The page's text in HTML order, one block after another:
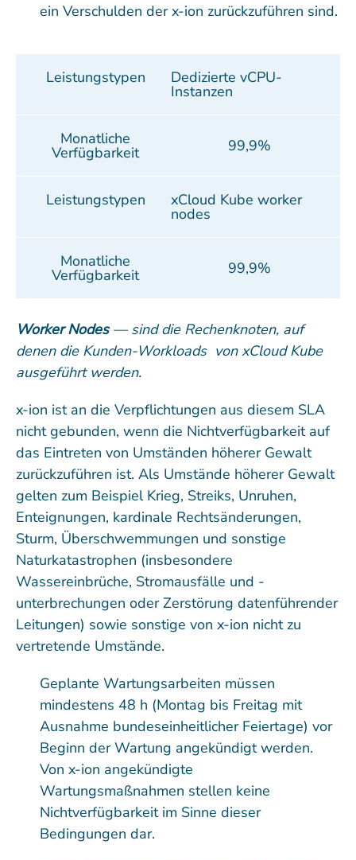
ein Verschulden der x-ion zurückzuführen sind.
Leistungstypen Dedizierte vCPU-
Instanzen
Monatliche
Verfügbarkeit 99,9%
Leistungstypen xCloud Kube worker
nodes
Monatliche
Verfügbarkeit 99,9%
Worker Nodes— sind die Rechenknoten, auf
denen die Kunden-Workloads von xCloud Kube
ausgeführt werden.
x-ion ist an die Verpflichtungen aus diesem SLA
nicht gebunden, wenn die Nichtverfügbarkeit auf
das Eintreten von Umständen höherer Gewalt
zurückzuführen ist. Als Umstände höherer Gewalt
gelten zum Beispiel Krieg, Streiks, Unruhen,
Enteignungen, kardinale Rechtsänderungen,
Sturm, Überschwemmungen und sonstige
Naturkatastrophen (insbesondere
Wassereinbrüche, Stromausfälle und -
unterbrechungen oder Zerstörung datenführender
Leitungen) sowie sonstige von x-ion nicht zu
vertretende Umstände.
Geplante Wartungsarbeiten müssen
mindestens 48 h (Montag bis Freitag mit
Ausnahme bundeseinheitlicher Feiertage) vor
Beginn der Wartung angekündigt werden.
Von x-ion angekündigte
Wartungsmaßnahmen stellen keine
Nichtverfügbarkeit im Sinne dieser
Bedingungen dar.